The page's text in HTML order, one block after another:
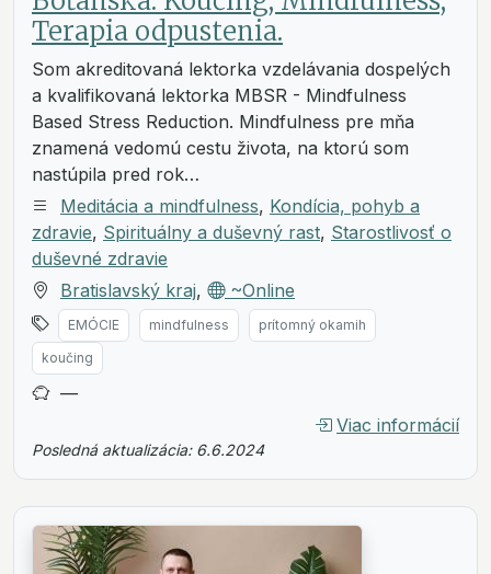
Terapia odpustenia.
Som akreditovaná lektorka vzdelávania dospelých
a kvalifikovaná lektorka MBSR - Mindfulness
Based Stress Reduction. Mindfulness pre mňa
znamená vedomú cestu života, na ktorú som
nastúpila pred rok…
Meditácia a mindfulness, Kondícia, pohyb a
zdravie, Spirituálny a duševný rast, Starostlivosť o
duševné zdravie
Bratislavský kraj, ~Online
EMÓCIE mindfulness
prítomný okamih
koučing
—
Viac informácií
Posledná aktualizácia: 6.6.2024